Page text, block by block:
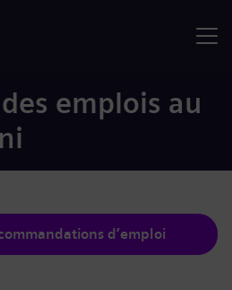
emplois au
d’emploi